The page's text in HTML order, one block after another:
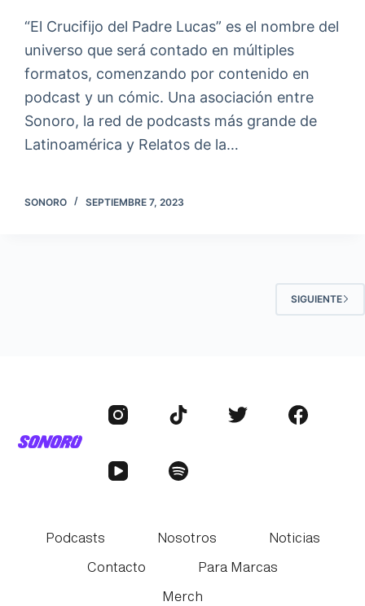
“El Crucifijo del Padre Lucas” es el nombre del
universo que será contado en múltiples
formatos, comenzando por contenido en
podcast y un cómic. Una asociación entre
Sonoro, la red de podcasts más grande de
Latinoamérica y Relatos de la…
SONORO SEPTIEMBRE 7, 2023
SIGUIENTE
Podcasts Nosotros
Noticias
Contacto
Para Marcas
Merch